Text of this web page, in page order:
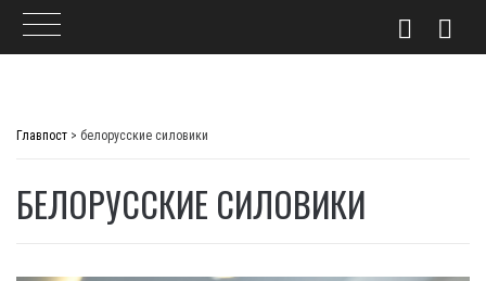
Главпост > белорусские силовики
БЕЛОРУССКИЕ СИЛОВИКИ